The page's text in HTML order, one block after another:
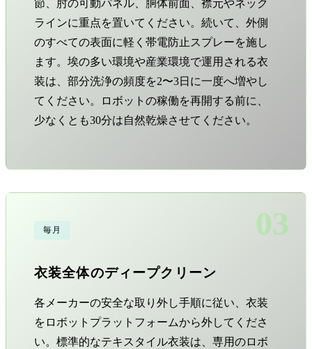
節、肘の可動パネル、胴体前面、襟元やネック
ラインに重点を置いてください。続いて、外側
のすべての表面に軽く帯電防止スプレーを施し
ます。埃の多い環境や産業環境で運用される衣
装は、部分洗浄の頻度を2〜3日に一度へ増やし
てください。ロボットの稼働を再開する前に、
少なくとも30分は自然乾燥させてください。
03
毎月
衣装全体のディープクリーン
各メーカーの安全な取り外し手順に従い、衣装
をロボットプラットフォームから外してくださ
い。標準的なテキスタイル衣装は、専用のロボ